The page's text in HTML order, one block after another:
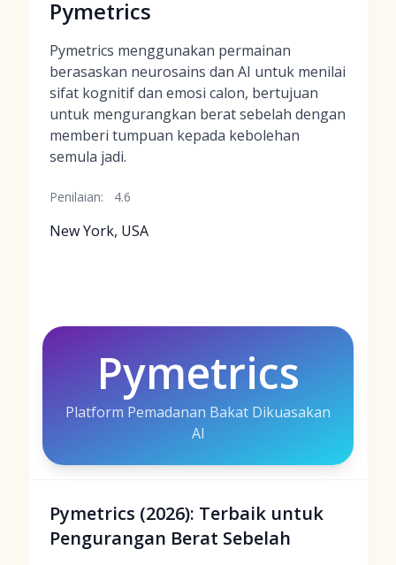
Pymetrics
Pymetrics menggunakan permainan
berasaskan neurosains dan AI untuk menilai
sifat kognitif dan emosi calon, bertujuan
untuk mengurangkan berat sebelah dengan
memberi tumpuan kepada kebolehan
semula jadi.
Penilaian: 4.6
New York, USA
Pymetrics
Platform Pemadanan Bakat Dikuasakan
AI
Pymetrics (2026): Terbaik untuk
Pengurangan Berat Sebelah